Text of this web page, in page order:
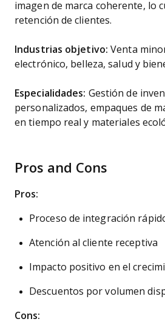
imagen de marca coherente, lo
retención de clientes.
Industrias objetivo: Venta
electrónico, belleza, salud y
Especialidades: Gestión de
personalizados, empaques de
en tiempo real y materiales
Pros and Cons
Pros:
Proceso de integración
Atención al cliente receptiva
Impacto positivo en el
Descuentos por volumen
Cons: